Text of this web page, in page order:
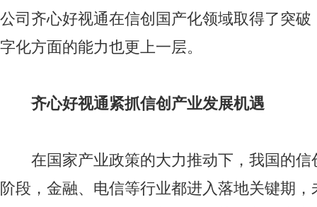
公司齐心好视通在信创国产化领域取得了突
字化方面的能力也更上一层。
齐心好视通紧抓信创产业发展机遇
在国家产业政策的大力推动下，我国的信
阶段，金融、电信等行业都进入落地关键期